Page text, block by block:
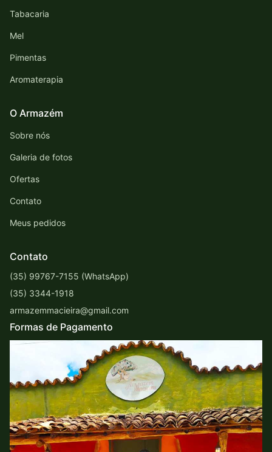
Tabacaria
Mel
Pimentas
Aromaterapia
O Armazém
Sobre nós
Galeria de fotos
Ofertas
Contato
Meus pedidos
Contato
(35) 99767-7155 (WhatsApp)
(35) 3344-1918
armazemmacieira@gmail.com
Formas de Pagamento